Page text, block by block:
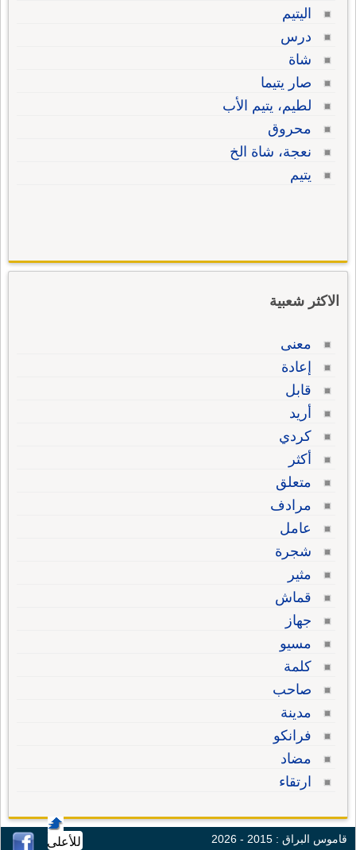
اليتيم
درس
شاة
صار يتيما
لطيم، يتيم الأب
محروق
نعجة، شاة الخ
يتيم
الاكثر شعبية
معنى
إعادة
قابل
أريد
كردي
أكثر
متعلق
مرادف
عامل
شجرة
مثير
قماش
جهاز
مسيو
كلمة
صاحب
مدينة
فرانكو
مضاد
ارتقاء
للأعلى
قاموس البراق : 2015 - 2026